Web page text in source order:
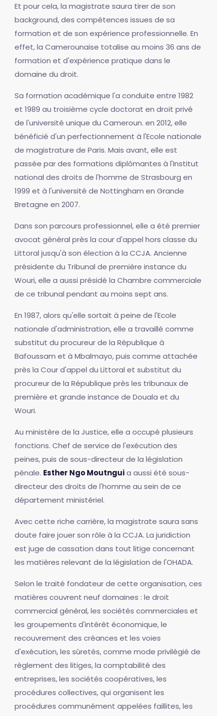
Et pour cela, la magistrate saura tirer de son
background, des compétences issues de sa
formation et de son expérience professionnelle. En
effet, la Camerounaise totalise au moins 36 ans de
formation et d'expérience pratique dans le
domaine du droit.
Sa formation académique l'a conduite entre 1982
et 1989 au troisième cycle doctorat en droit privé
de l'université unique du Cameroun. en 2012, elle
bénéficié d'un perfectionnement à l'Ecole nationale
de magistrature de Paris. Mais avant, elle est
passée par des formations diplômantes à l'Institut
national des droits de l'homme de Strasbourg en
1999 et à l'université de Nottingham en Grande
Bretagne en 2007.
Dans son parcours professionnel, elle a été premier
avocat général près la cour d'appel hors classe du
Littoral jusqu'à son élection à la CCJA. Ancienne
présidente du Tribunal de première instance du
Wouri, elle a aussi présidé la Chambre commerciale
de ce tribunal pendant au moins sept ans.
En 1987, alors qu'elle sortait à peine de l'Ecole
nationale d'administration, elle a travaillé comme
substitut du procureur de la République à
Bafoussam et à Mbalmayo, puis comme attachée
près la Cour d'appel du Littoral et substitut du
procureur de la République près les tribunaux de
première et grande instance de Douala et du
Wouri.
Au ministère de la Justice, elle a occupé plusieurs
fonctions. Chef de service de l'exécution des
peines, puis de sous-directeur de la législation
pénale. Esther Ngo Moutnguia aussi été sous-
directeur des droits de l'homme au sein de ce
département ministériel.
Avec cette riche carrière, la magistrate saura sans
doute faire jouer son rôle à la CCJA. La juridiction
est juge de cassation dans tout litige concernant
les matières relevant de la législation de l'OHADA.
Selon le traité fondateur de cette organisation, ces
matières couvrent neuf domaines : le droit
commercial général, les sociétés commerciales et
les groupements d'intérêt économique, le
recouvrement des créances et les voies
d'exécution, les sûretés, comme mode privilégié de
règlement des litiges, la comptabilité des
entreprises, les sociétés coopératives, les
procédures collectives, qui organisent les
procédures communément appelées faillites, les